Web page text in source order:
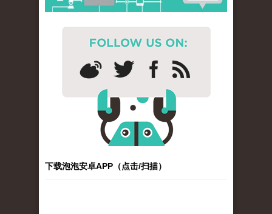
下载泡泡安卓APP（点击/扫描）